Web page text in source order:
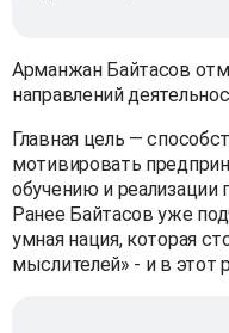
Арманжан Байтасов
направлений
Главная цель —
мотивировать
обучению и реализации
Ранее Байтасов уже
умная нация, которая
мыслителей» - и в этот